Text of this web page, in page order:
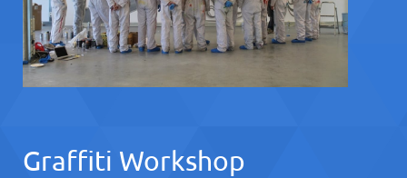
Graffiti Workshop